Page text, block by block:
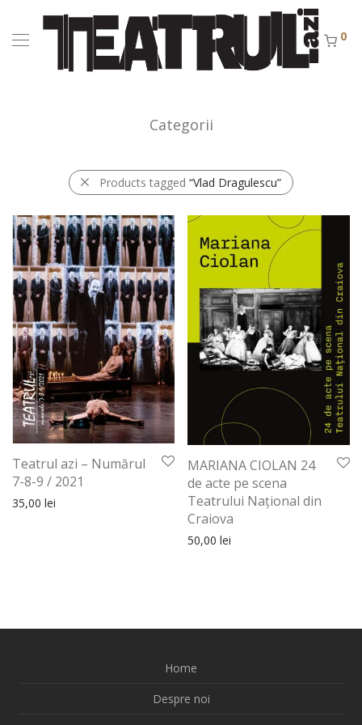
0
Categorii
Products tagged “Vlad Dragulescu”
Teatrul azi – Numărul
7-8-9 / 2021
35,00 lei
MARIANA CIOLAN 24
de acte pe scena
Teatrului Național din
Craiova
50,00 lei
Home
Despre noi